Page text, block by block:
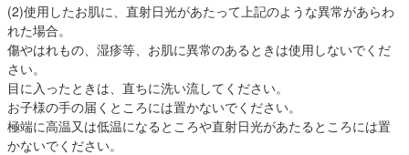
(2)使用したお肌に、直射日光があたって上記のような異常があらわ
れた場合。
傷やはれもの、湿疹等、お肌に異常のあるときは使用しないでくだ
さい。
目に入ったときは、直ちに洗い流してください。
お子様の手の届くところには置かないでください。
極端に高温又は低温になるところや直射日光があたるところには置
かないでください。